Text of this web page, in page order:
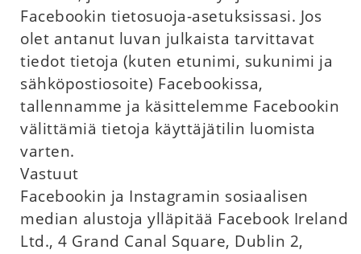
Facebookin tietosuoja-asetuksissasi. Jos
olet antanut luvan julkaista tarvittavat
tiedot tietoja (kuten etunimi, sukunimi ja
sähköpostiosoite) Facebookissa,
tallennamme ja käsittelemme Facebookin
välittämiä tietoja käyttäjätilin luomista
varten.
Vastuut
Facebookin ja Instagramin sosiaalisen
median alustoja ylläpitää Facebook Ireland
Ltd., 4 Grand Canal Square, Dublin 2,